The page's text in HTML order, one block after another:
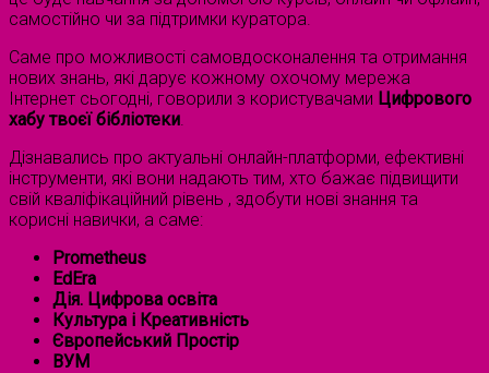
самостійно чи за підтримки куратора.
Саме про можливості самовдосконалення та отримання
нових знань, які дарує кожному охочому мережа
Інтернет сьогодні, говорили з користувачами Цифрового
хабу твоєї бібліотеки.
Дізнавались про актуальні онлайн-платформи, ефективні
інструменти, які вони надають тим, хто бажає підвищити
свій кваліфікаційний рівень , здобути нові знання та
корисні навички, а саме:
Prometheus
EdEra
Дія. Цифрова освіта
Культура і Креативність
Європейський Простір
ВУМ